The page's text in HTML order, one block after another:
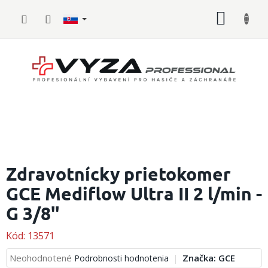
Požiarny
šport
Zdravotnícke
vybavenie
Oblečenie,
Zdravotnícky prietokomer
GCE Mediflow Ultra II 2 l/min -
G 3/8''
Kód: 13571
Priemerné
Neohodnotené Podrobnosti hodnotenia Značka: GCE